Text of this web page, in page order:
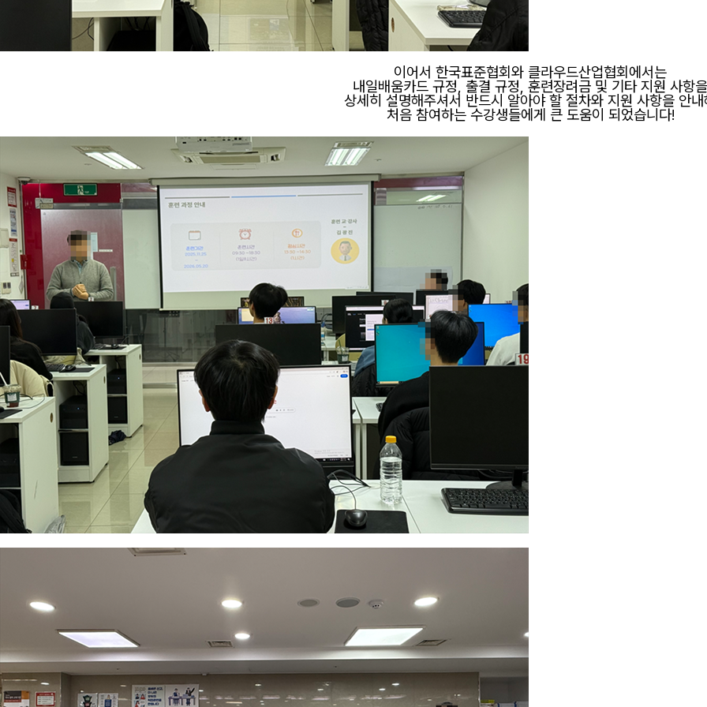
이어서 한국표준협회와 클라우드산업협회에서는
내일배움카드 규정, 출결 규정, 훈련장려금 및 기타 지원 사항을
상세히 설명해주셔서 반드시 알아야 할 절차와 지원 사항을 안내
처음 참여하는 수강생들에게 큰 도움이 되었습니다!